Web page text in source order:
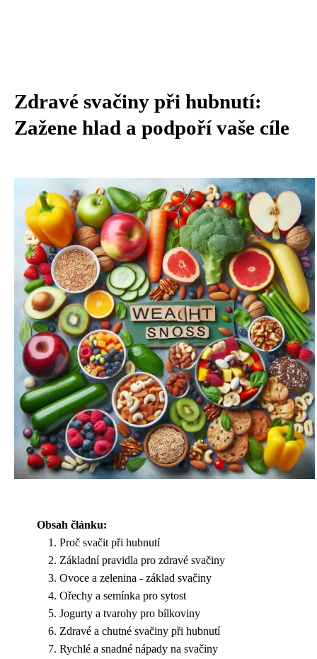
Zdravé svačiny při hubnutí:
Zažene hlad a podpoří vaše cíle
Obsah článku:
Proč svačit při hubnutí
Základní pravidla pro zdravé svačiny
Ovoce a zelenina - základ svačiny
Ořechy a semínka pro sytost
Jogurty a tvarohy pro bílkoviny
Zdravé a chutné svačiny při hubnutí
Rychlé a snadné nápady na svačiny